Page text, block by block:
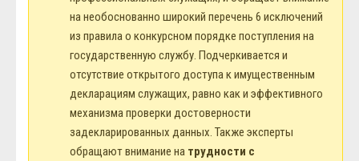
на необоснованно широкий перечень 6 исключений
из правила о конкурсном порядке поступления на
государственную службу. Подчеркивается и
отсутствие открытого доступа к имущественным
декларациям служащих, равно как и эффективного
механизма проверки достоверности
задекларированных данных. Также эксперты
обращают внимание на трудности с